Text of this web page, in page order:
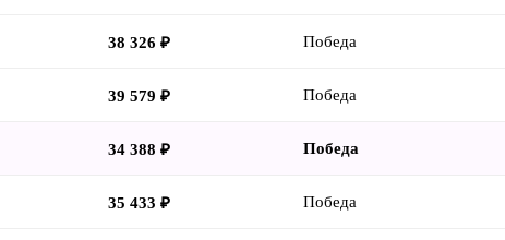
38 326 ₽ Победа
39 579 ₽ Победа
34 388 ₽ Победа
35 433 ₽ Победа